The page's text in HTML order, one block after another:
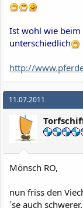
Ist wohl wie beim
unterschiedlich
http://
11.07.2011
Mönsch RO,
nun friss den
´se auch